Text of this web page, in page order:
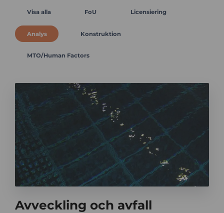
Visa alla FoU Licensiering
Analys Konstruktion
MTO/Human Factors
Avveckling och avfall